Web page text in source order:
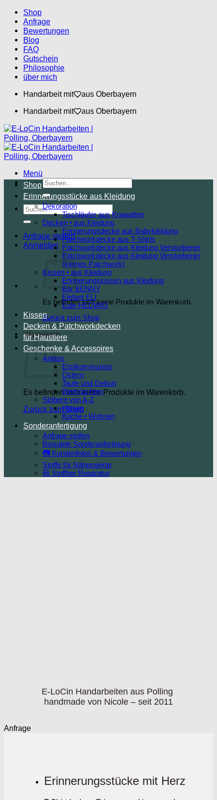
Zum
Inhalt
springen
Shop
Anfrage
Bewertungen
Blog
FAQ
Gutschein
Philosophie
über mich
Handarbeit mit
aus Oberbayern
Handarbeit mit
aus Oberbayern
Menü
Suchen
nach:
Suchen
nach:
Anfrage stellen
Anmelden
Es befinden sich keine Produkte im Warenkorb.
Zurück zum Shop
Warenkorb
Es befinden sich keine Produkte im Warenkorb.
Zurück zum Shop
Shop
Erinnerungsstücke aus Kleidung
Dekoration
Tischläufer aus Krawatten
Decken • aus Kleidung
Erinnerungsdecke aus Babykleidung
Patchworkdecke aus T-Shirts
Patchworkdecke aus Kleidung Verstorbener
Patchworkdecke aus Kleidung Verstorbener
(kleines Patchwork)
Kissen • aus Kleidung
Erinnerungskissen aus Kleidung
Bär BENNY
Elefant ELI
Eule HEDWIG
Kissen
Decken & Patchworkdecken
für Haustiere
Geschenke & Accessoires
Anlass
Erstkommunion
Ostern
Taufe und Geburt
Weihnachten
Stöbern von A-Z
Kissen
Küche • Wohnen
Sonderanfertigung
Anfrage stellen
Beispiele Sonderanfertigung
📷 Kundenfotos & Bewertungen
Stoffe für Nähprojekte
🧸 Stofftier Reparatur
E-LoCin Handarbeiten aus Polling
handmade von Nicole – seit 2011
Anfrage
Erinnerungsstücke mit Herz